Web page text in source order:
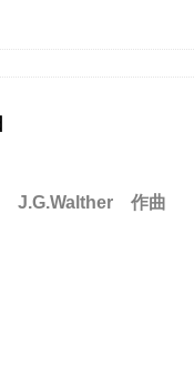
J.G.Walther 作曲